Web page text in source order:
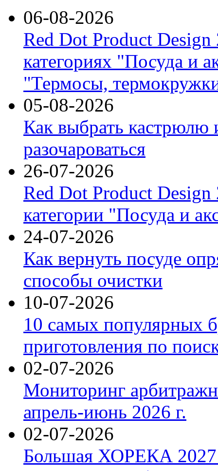
06-08-2026
Red Dot Product Design
категориях "Посуда и
"Термосы,
05-08-2026
Как выбрать кастрюлю
разочароваться
26-07-2026
Red Dot Product Design
категории "Посуда и
24-07-2026
Как вернуть посуде
способы очистки
10-07-2026
10 самых популярных
приготовления по
02-07-2026
Мониторинг
апрель-июнь 2026 г.
02-07-2026
Большая ХОРЕКА 2027: